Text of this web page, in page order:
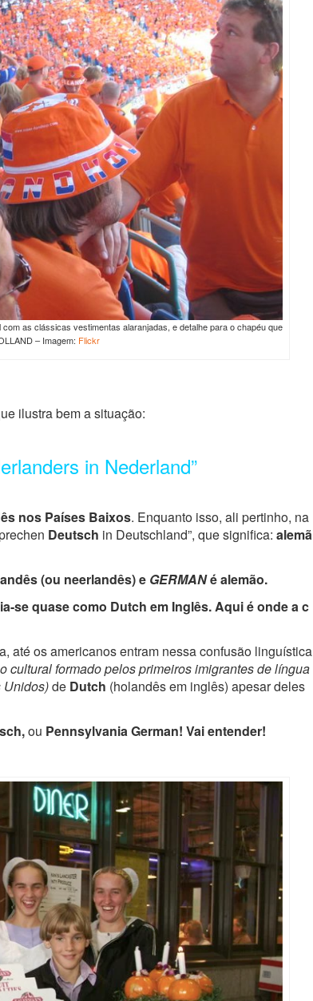
as clássicas vestimentas alaranjadas, e detalhe para o chapéu que
– Imagem: Flickr
ilustra bem a situação:
in Nederland”
nos Países Baixos. Enquanto isso, ali pertinho, na
Deutsch in Deutschland”, que significa: alemã
(ou neerlandês) e GERMANé alemão.
se quase como Dutch em Inglês. Aqui é onde a c
até os americanos entram nessa confusão linguística
cultural formado pelos primeiros imigrantes de língua
Unidos)de Dutch (holandês em inglês) apesar deles
ou Pennsylvania German! Vai entender!